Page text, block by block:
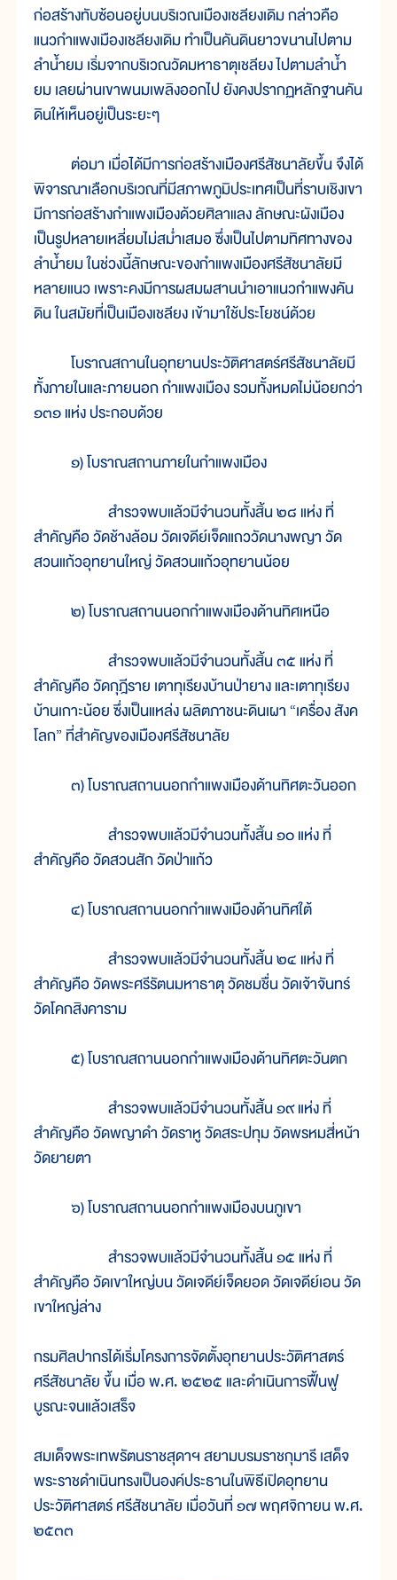
ก่อสร้างทับซ้อนอยู่บนบริเวณเมืองเชลียงเดิม กล่าวคือ
แนวกำแพงเมืองเชลียงเดิม ทำเป็นคันดินยาวขนานไปตาม
ลำน้ำยม เริ่มจากบริเวณวัดมหาธาตุเชลียง ไปตามลำน้ำ
ยม เลยผ่านเขาพนมเพลิงออกไป ยังคงปรากฏหลักฐานคัน
ดินให้เห็นอยู่เป็นระยะๆ
ต่อมา เมื่อได้มีการก่อสร้างเมืองศรีสัชนาลัยขึ้น จึงได้
พิจารณาเลือกบริเวณที่มีสภาพภูมิประเทศเป็นที่ราบเชิงเขา
มีการก่อสร้างกำแพงเมืองด้วยศิลาแลง ลักษณะผังเมือง
เป็นรูปหลายเหลี่ยมไม่สม่ำเสมอ ซึ่งเป็นไปตามทิศทางของ
ลำน้ำยม ในช่วงนี้ลักษณะของกำแพงเมืองศรีสัชนาลัยมี
หลายแนว เพราะคงมีการผสมผสานนำเอาแนวกำแพงคัน
ดิน ในสมัยที่เป็นเมืองเชลียง เข้ามาใช้ประโยชน์ด้วย
โบราณสถานในอุทยานประวัติศาสตร์ศรีสัชนาลัยมี
ทั้งภายในและภายนอก กำแพงเมือง รวมทั้งหมดไม่น้อยกว่า
๑๓๑ แห่ง ประกอบด้วย
๑) โบราณสถานภายในกำแพงเมือง
สำรวจพบแล้วมีจำนวนทั้งสิ้น ๒๘ แห่ง ที่
สำคัญคือ วัดช้างล้อม วัดเจดีย์เจ็ดแถววัดนางพญา วัด
สวนแก้วอุทยานใหญ่ วัดสวนแก้วอุทยานน้อย
๒) โบราณสถานนอกกำแพงเมืองด้านทิศเหนือ
สำรวจพบแล้วมีจำนวนทั้งสิ้น ๓๕ แห่ง ที่
สำคัญคือ วัดกุฎีราย เตาทุเรียงบ้านป่ายาง และเตาทุเรียง
บ้านเกาะน้อย ซึ่งเป็นแหล่ง ผลิตภาชนะดินเผา “เครื่อง สังค
โลก” ที่สำคัญของเมืองศรีสัชนาลัย
๓) โบราณสถานนอกกำแพงเมืองด้านทิศตะวันออก
สำรวจพบแล้วมีจำนวนทั้งสิ้น ๑๐ แห่ง ที่
สำคัญคือ วัดสวนสัก วัดป่าแก้ว
๔) โบราณสถานนอกกำแพงเมืองด้านทิศใต้
สำรวจพบแล้วมีจำนวนทั้งสิ้น ๒๔ แห่ง ที่
สำคัญคือ วัดพระศรีรัตนมหาธาตุ วัดชมชื่น วัดเจ้าจันทร์
วัดโคกสิงคาราม
๕) โบราณสถานนอกกำแพงเมืองด้านทิศตะวันตก
สำรวจพบแล้วมีจำนวนทั้งสิ้น ๑๙ แห่ง ที่
สำคัญคือ วัดพญาดำ วัดราหู วัดสระปทุม วัดพรหมสี่หน้า
วัดยายตา
๖) โบราณสถานนอกกำแพงเมืองบนภูเขา
สำรวจพบแล้วมีจำนวนทั้งสิ้น ๑๕ แห่ง ที่
สำคัญคือ วัดเขาใหญ่บน วัดเจดีย์เจ็ดยอด วัดเจดีย์เอน วัด
เขาใหญ่ล่าง
กรมศิลปากรได้เริ่มโครงการจัดตั้งอุทยานประวัติศาสตร์
ศรีสัชนาลัย ขึ้น เมื่อ พ.ศ. ๒๕๒๕ และดำเนินการฟื้นฟู
บูรณะจนแล้วเสร็จ
สมเด็จพระเทพรัตนราชสุดาฯ สยามบรมราชกุมารี เสด็จ
พระราชดำเนินทรงเป็นองค์ประธานในพิธีเปิดอุทยาน
ประวัติศาสตร์ ศรีสัชนาลัย เมื่อวันที่ ๑๗ พฤศจิกายน พ.ศ.
๒๕๓๓